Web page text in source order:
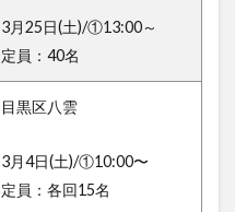
3月25日(土)/①13:00～
定員：40名
目黒区八雲
3月4日(土)/①10:00〜
定員：各回15名